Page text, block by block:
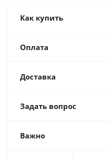
Как купить
Оплата
Доставка
Задать вопрос
Важно